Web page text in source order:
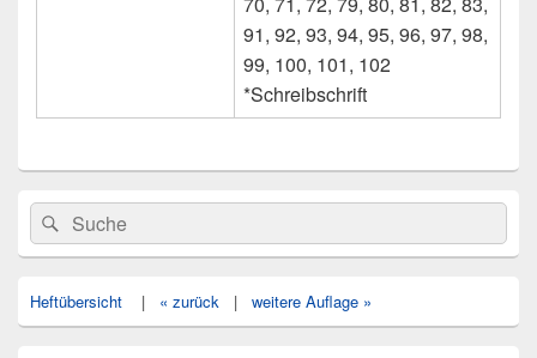
91, 92, 93, 94, 95, 96, 97, 98,
99, 100, 101, 102
*Schreibschrift
Primärer
Seitenleisten
Widget-
Bereich
Search
for:
Suche
Heftübersicht | « zurück | weitere Auflage »